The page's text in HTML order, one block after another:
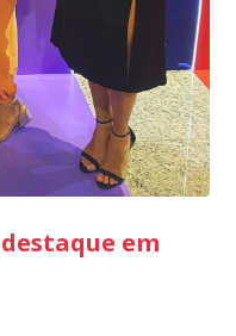
em